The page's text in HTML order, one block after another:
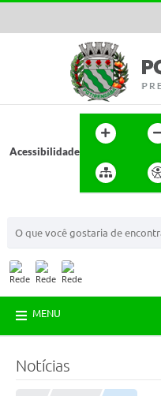
Acessibilidade
MENU
Notícias